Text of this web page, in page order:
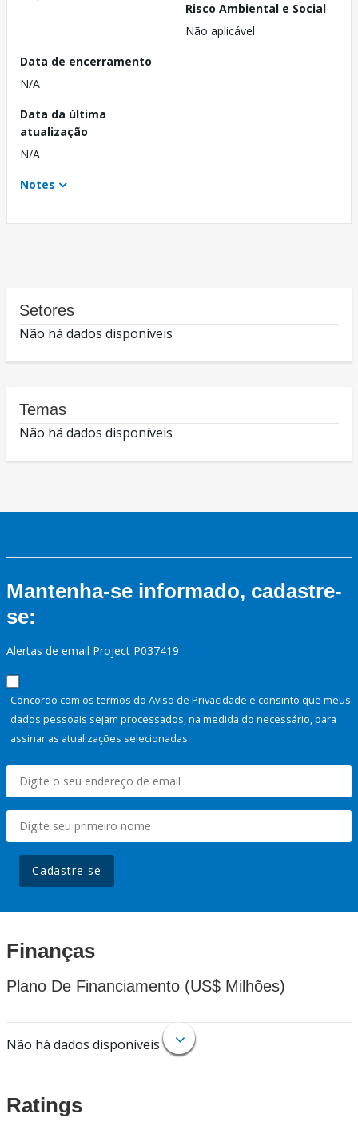
Risco Ambiental e Social
Não aplicável
Data de encerramento
N/A
Data da última
atualização
N/A
Notes
Setores
Não há dados disponíveis
Temas
Não há dados disponíveis
Mantenha-se informado, cadastre-
se:
Alertas de email Project P037419
Concordo com os termos do Aviso de Privacidade e consinto que meus
dados pessoais sejam processados, na medida do necessário, para
assinar as atualizações selecionadas.
Cadastre-se
Finanças
Plano De Financiamento (US$ Milhões)
Não há dados disponíveis
Ratings